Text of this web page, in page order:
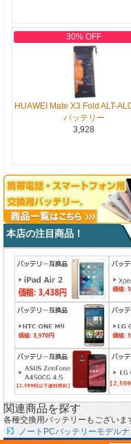
30% OFF
HUAWEI Mate X3 Fold ALT-
バッテリー
3,928
本店の注目商品！
関連商品を探す
各種交換用バッテリーもございま
ノートPCバッテリーモデル